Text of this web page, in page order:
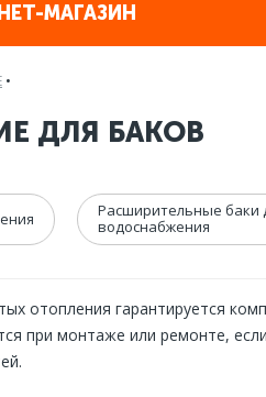
МАГАЗИН
•
ДЛЯ БАКОВ
Расширительные баки
водоснабжения
отопления гарантируется
при монтаже или ремонте,